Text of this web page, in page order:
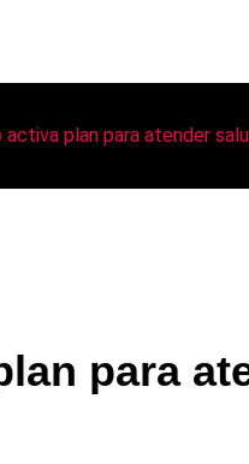
activa plan para atender
para